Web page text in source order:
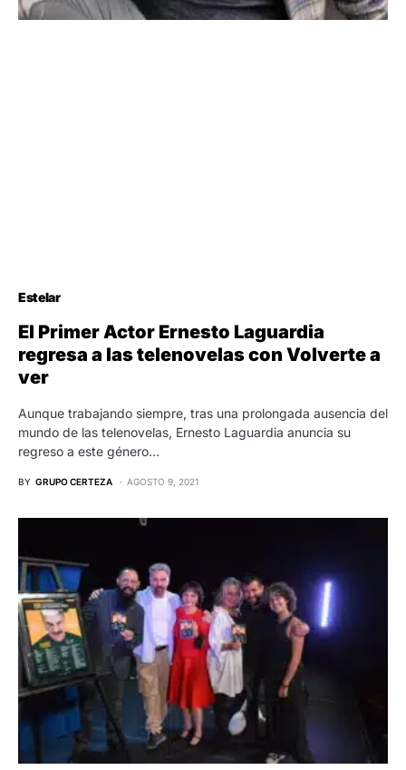
Estelar
El Primer Actor Ernesto Laguardia
regresa a las telenovelas con Volverte a
ver
Aunque trabajando siempre, tras una prolongada ausencia del
mundo de las telenovelas, Ernesto Laguardia anuncia su
regreso a este género…
BY GRUPO CERTEZA AGOSTO 9, 2021